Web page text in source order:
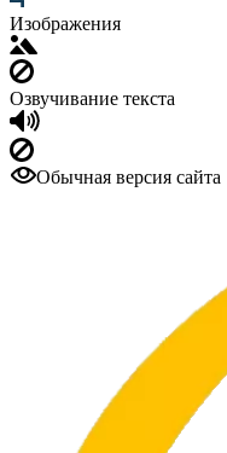
Изображения
Озвучивание текста
Обычная версия сайта